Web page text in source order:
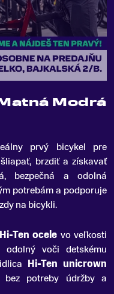
Modrá
prvý bicykel pre
brzdiť a získavať
bezpečná a odolná
potrebám a podporuje
na bicykli.
Ten ocele vo veľkosti
voči detskému
Hi-Ten unicrown
bez potreby údržby a